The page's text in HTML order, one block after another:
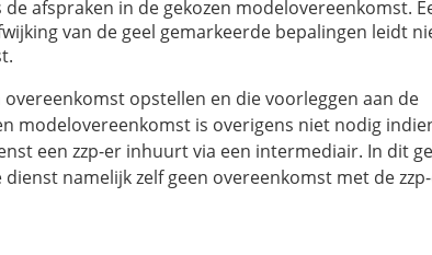
de afspraken in de gekozen modelovereenkomst.
van de geel gemarkeerde bepalingen leidt
overeenkomst opstellen en die voorleggen aan de
modelovereenkomst is overigens niet nodig
een zzp-er inhuurt via een intermediair. In dit
namelijk zelf geen overeenkomst met de